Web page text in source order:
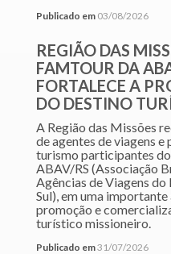
Publicado em 03/08/2026
REGIÃO DAS
FAMTOUR DA
FORTALECE A
DO DESTINO
A Região das Missões
de agentes de viagens
turismo participantes
ABAV/RS (Associação
Agências de Viagens do
Sul), em uma importante
promoção e
turístico missioneiro.
Publicado em31/07/2026